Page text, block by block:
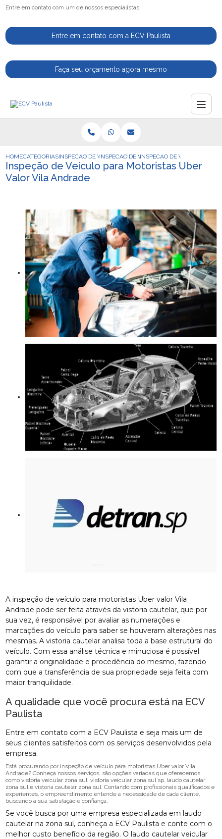
Entre em contato com um de nossos especialistas!
Entre em contato com a ECV Paulista
Faça seu orçamento agora mesmo
HOMECATEGORIASINSPECAO DE VEICULOSINSPECAO DE VEICULOINSPECAO DE VEICULO
Inspeção de Veículo para Motoristas Uber
Valor Vila Andrade
A inspeção de veículo para motoristas Uber valor Vila
Andrade pode ser feita através da vistoria cautelar, que por
sua vez, é responsável por avaliar as numerações e
marcações do veículo para saber se houveram alterações nas
mesmas. A vistoria cautelar analisa toda a base estrutural do
veículo. Com essa análise técnica e minuciosa é possível
garantir a originalidade e procedência do mesmo, fazendo
com que a transferência de sua propriedade seja feita com
maior tranquilidade.
A qualidade que você procura está na ECV
Paulista
Entre em contato com a ECV Paulista e seja mais um de
seus clientes satisfeitos com os serviços desenvolvidos pela
empresa.
Está procurando por inspeção de veículo para motoristas Uber valor Vila
Andrade? Conheça nossos serviços, são opções variadas que oferecemos,
como vistoria veicular zona sul, vistoria veicular zona sul sp, laudo cautelar
zona sul e vistoria cautelar zona sul. Contando com profissionais qualificados e
experientes, o empreendimento entende a necessidade de cada cliente,
buscando a sua satisfação e confiança.
Se você busca por uma empresa especializada em laudo
cautelar na zona sul, conheça a ECV Paulista e conte com o
melhor custo benefício da região. O laudo cautelar veicular